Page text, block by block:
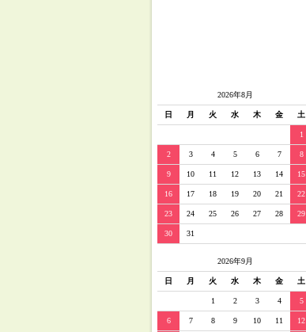
2026年8月
日 月 火 水 木 金 土
1
2 3 4 5 6 7 8
9 10 11 12 13 14 15
16 17 18 19 20 21 22
23 24 25 26 27 28 29
30 31
2026年9月
日 月 火 水 木 金 土
1 2 3 4 5
6 7 8 9 10 11 12